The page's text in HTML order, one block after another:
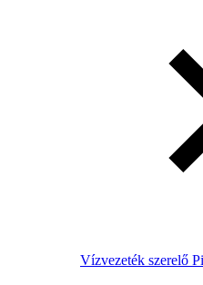
Vízvezeték szerelő